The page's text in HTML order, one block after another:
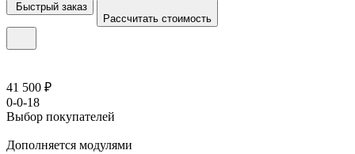
Быстрый заказ
Рассчитать стоимость
41 500 ₽
0-0-18
Выбор покупателей
Дополняется модулями